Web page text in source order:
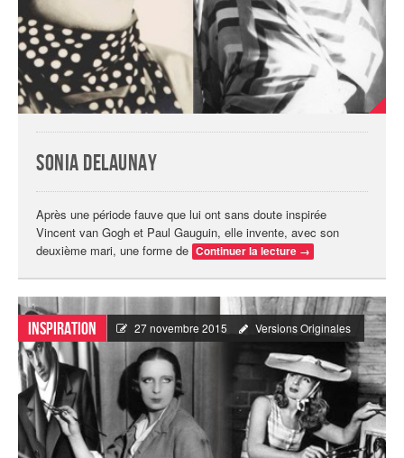
Sonia Delaunay
Après une période fauve que lui ont sans doute inspirée
Vincent van Gogh et Paul Gauguin, elle invente, avec son
deuxième mari, une forme de Continuer la lecture →
Inspiration 27 novembre 2015 Versions Originales